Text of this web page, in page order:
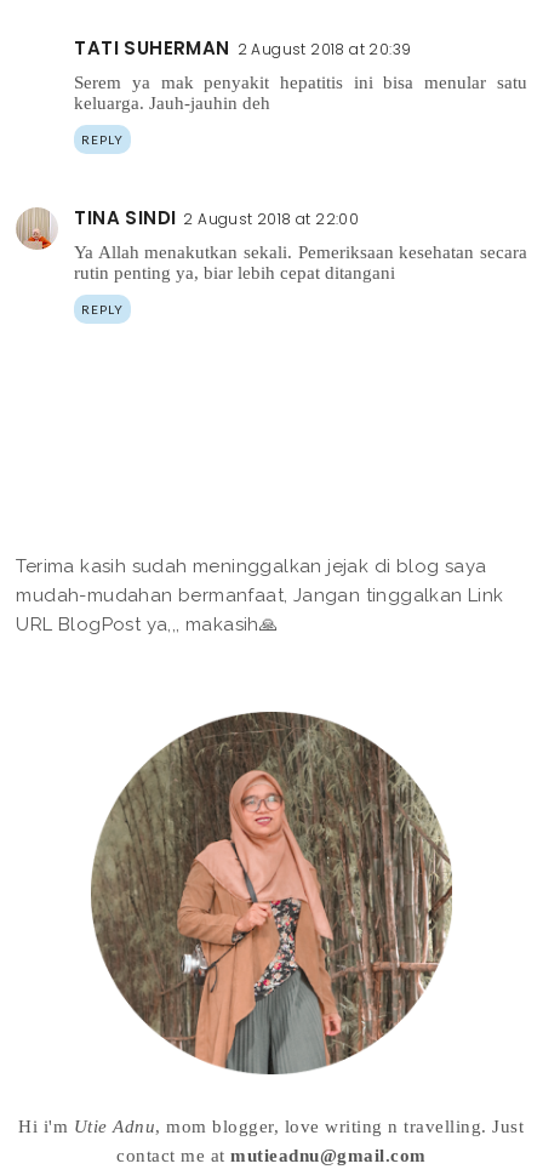
TATI SUHERMAN 2 August 2018 at 20:39
Serem ya mak penyakit hepatitis ini bisa menular satu
keluarga. Jauh-jauhin deh
REPLY
TINA SINDI 2 August 2018 at 22:00
Ya Allah menakutkan sekali. Pemeriksaan kesehatan secara
rutin penting ya, biar lebih cepat ditangani
REPLY
Terima kasih sudah meninggalkan jejak di blog saya
mudah-mudahan bermanfaat, Jangan tinggalkan Link
URL BlogPost ya,,, makasih🙏
Hi i'm Utie Adnu, mom blogger, love writing n travelling. Just
contact me atmutieadnu@gmail.com